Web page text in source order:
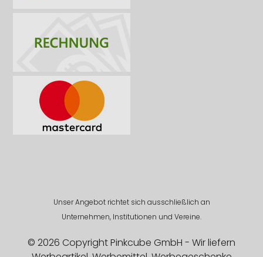
Unser Angebot richtet sich ausschließlich an
Unternehmen, Institutionen und Vereine.
© 2026 Copyright Pinkcube GmbH - Wir liefern